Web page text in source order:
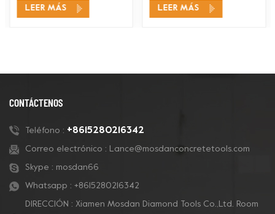
pulir bordes de
utilizado para
construcción de
LEER MÁS
adaptador para
pulir bordes de
LEER MÁS
CONTÁCTENOS
Teléfono : +8615280216342
Correo electrónico : Lance@mosdanconcretetools.com
Skype : mosdan66
Whatsapp : +8615280216342
DIRECCIÓN : Xiamen Mosdan Diamond Tools Co.,Ltd. Room